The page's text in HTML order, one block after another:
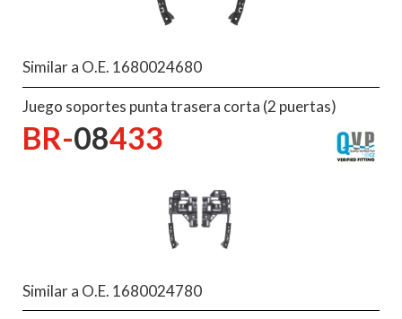
Similar a O.E. 1680024680
Juego soportes punta trasera corta (2 puertas)
BR-08433
Similar a O.E. 1680024780